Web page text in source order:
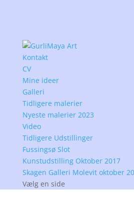
Kontakt
CV
Mine ideer
Galleri
Tidligere malerier
Nyeste malerier 2023
Video
Tidligere Udstillinger
Fussingsø Slot
Kunstudstilling Oktober 2017
Skagen Galleri Molevit oktober
Vælg en side